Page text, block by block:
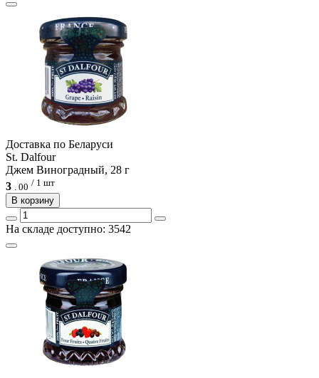
Доcтавка по Беларуси
St. Dalfour
Джем Виноградный, 28 г
3
00 / 1 шт
В корзину
На складе доступно: 3542